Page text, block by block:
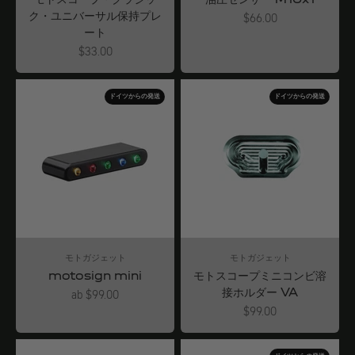
ク・ユニバーサル保持プレ
ート
Angebot
$33.00
Angebot
$66.00
ドイツからの発送
モトガジェット
motosign mini
Angebot
ab $99.00
ドイツからの発送
モトガジェット
モトスコープミニコンビ溶
接ホルダー VA
Angebot
$99.00